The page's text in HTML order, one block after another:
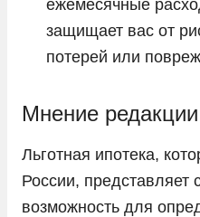
ежемесячные
защищает вас от
потерей или
Мнение редакции
Льготная ипотека,
России, представляет
возможность для